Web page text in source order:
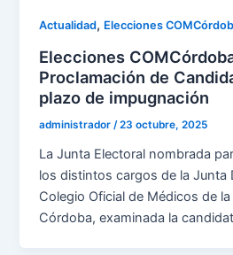
Actualidad, Elecciones
Elecciones
Proclamación de
plazo de impugnación
administrador/23 octubre, 2025
La Junta Electoral nombrada
los distintos cargos de la Junta
Colegio Oficial de Médicos de
Córdoba, examinada la